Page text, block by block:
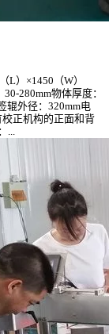
L）×1450（W）
280mm物体厚度：
辊外径：320mm电
正机构的正面和背